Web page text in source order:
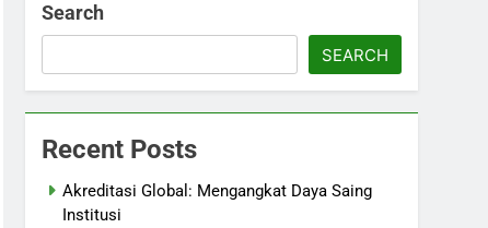
Search
SEARCH
Recent Posts
Akreditasi Global: Mengangkat Daya Saing
Institusi